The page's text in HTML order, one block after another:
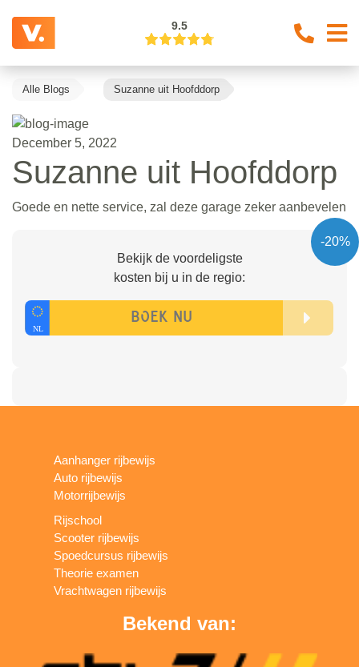
9.5
Alle Blogs Suzanne uit Hoofddorp
December 5, 2022
Suzanne uit Hoofddorp
Goede en nette service, zal deze garage zeker aanbevelen
-20%
Bekijk de voordeligste
kosten bij u in de regio:
Aanhanger rijbewijs
Auto rijbewijs
Motorrijbewijs
Rijschool
Scooter rijbewijs
Spoedcursus rijbewijs
Theorie examen
Vrachtwagen rijbewijs
Bekend van: